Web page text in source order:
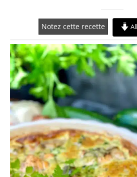
Notez cette recette